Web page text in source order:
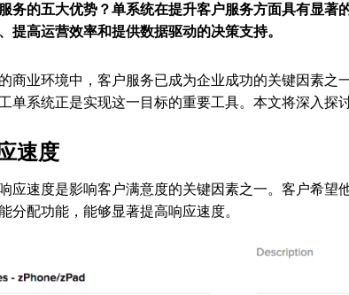
务的五大优势？单系统在提升客户服务方面具有显著
提高运营效率和提供数据驱动的决策支持。
商业环境中，客户服务已成为企业成功的关键因素之
单系统正是实现这一目标的重要工具。本文将深入探
速度
应速度是影响客户满意度的关键因素之一。客户希望
分配功能，能够显著提高响应速度。